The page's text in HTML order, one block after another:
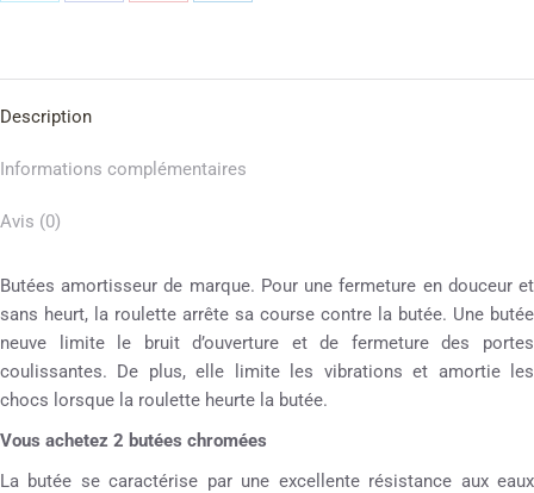
Description
Informations complémentaires
Avis (0)
Butées amortisseur de marque. Pour une fermeture en douceur et
sans heurt, la roulette arrête sa course contre la butée. Une butée
neuve limite le bruit d’ouverture et de fermeture des portes
coulissantes. De plus, elle limite les vibrations et amortie les
chocs lorsque la roulette heurte la butée.
Vous achetez 2 butées chromées
La butée se caractérise par une excellente résistance aux eaux